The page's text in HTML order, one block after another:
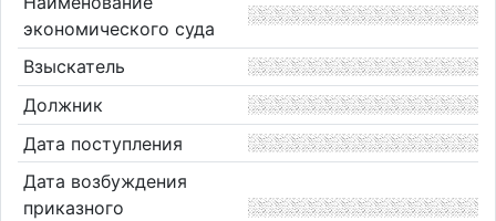
экономического суда
Взыскатель
Должник
Дата поступления
Дата возбуждения
приказного